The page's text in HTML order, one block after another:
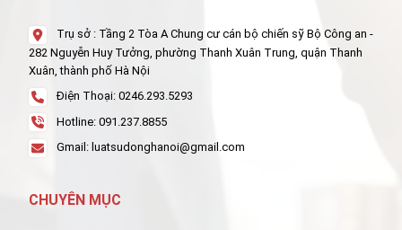
Trụ sở : Tầng 2 Tòa A Chung cư cán bộ chiến sỹ Bộ Công an -
282 Nguyễn Huy Tưởng, phường Thanh Xuân Trung, quận Thanh
Xuân, thành phố Hà Nội
Điện Thoại: 0246.293.5293
Hotline: 091.237.8855
Gmail: luatsudonghanoi@gmail.com
CHUYÊN MỤC